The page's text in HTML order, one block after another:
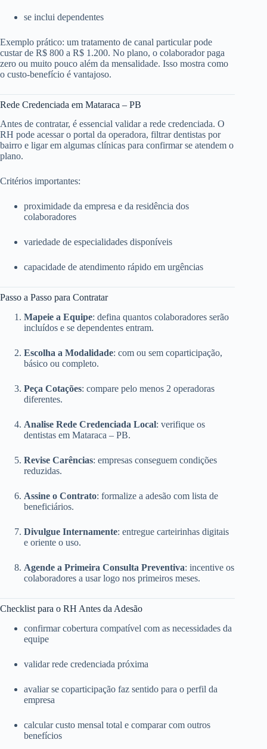
se inclui dependentes
Exemplo prático: um tratamento de canal particular pode
custar de R$ 800 a R$ 1.200. No plano, o colaborador paga
zero ou muito pouco além da mensalidade. Isso mostra como
o custo-benefício é vantajoso.
Rede Credenciada em Mataraca – PB
Antes de contratar, é essencial validar a rede credenciada. O
RH pode acessar o portal da operadora, filtrar dentistas por
bairro e ligar em algumas clínicas para confirmar se atendem o
plano.
Critérios importantes:
proximidade da empresa e da residência dos
colaboradores
variedade de especialidades disponíveis
capacidade de atendimento rápido em urgências
Passo a Passo para Contratar
Mapeie a Equipe: defina quantos colaboradores serão
incluídos e se dependentes entram.
Escolha a Modalidade: com ou sem coparticipação,
básico ou completo.
Peça Cotações: compare pelo menos 2 operadoras
diferentes.
Analise Rede Credenciada Local: verifique os
dentistas em Mataraca – PB.
Revise Carências: empresas conseguem condições
reduzidas.
Assine o Contrato: formalize a adesão com lista de
beneficiários.
Divulgue Internamente: entregue carteirinhas digitais
e oriente o uso.
Agende a Primeira Consulta Preventiva: incentive os
colaboradores a usar logo nos primeiros meses.
Checklist para o RH Antes da Adesão
confirmar cobertura compatível com as necessidades da
equipe
validar rede credenciada próxima
avaliar se coparticipação faz sentido para o perfil da
empresa
calcular custo mensal total e comparar com outros
benefícios